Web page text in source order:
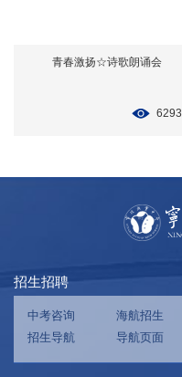
青春激扬☆诗歌朗诵会
6293
招生招聘
中考咨询 海航招生
招生导航
导航页面